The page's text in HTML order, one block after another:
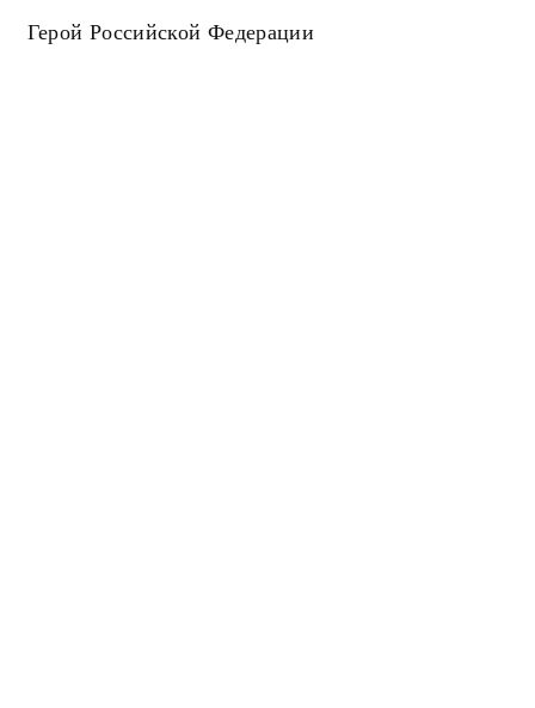
Герой Российской Федерации